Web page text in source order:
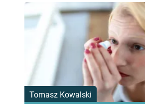
Tomasz Kowalski